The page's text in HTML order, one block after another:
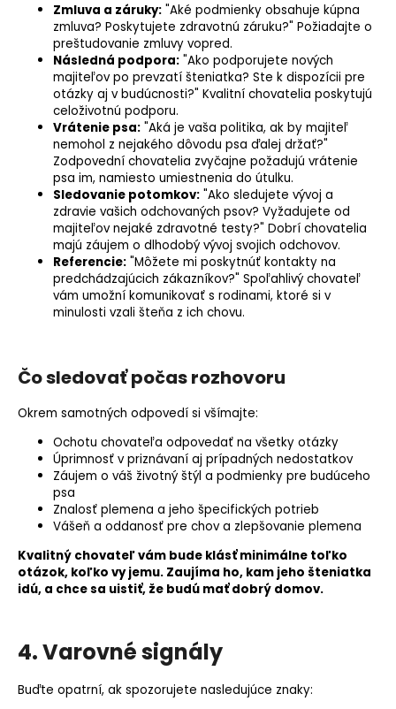
Zmluva a záruky: "Aké podmienky obsahuje kúpna
zmluva? Poskytujete zdravotnú záruku?" Požiadajte o
preštudovanie zmluvy vopred.
Následná podpora: "Ako podporujete nových
majiteľov po prevzatí šteniatka? Ste k dispozícii pre
otázky aj v budúcnosti?" Kvalitní chovatelia poskytujú
celoživotnú podporu.
Vrátenie psa: "Aká je vaša politika, ak by majiteľ
nemohol z nejakého dôvodu psa ďalej držať?"
Zodpovední chovatelia zvyčajne požadujú vrátenie
psa im, namiesto umiestnenia do útulku.
Sledovanie potomkov: "Ako sledujete vývoj a
zdravie vašich odchovaných psov? Vyžadujete od
majiteľov nejaké zdravotné testy?" Dobrí chovatelia
majú záujem o dlhodobý vývoj svojich odchovov.
Referencie: "Môžete mi poskytnúť kontakty na
predchádzajúcich zákazníkov?" Spoľahlivý chovateľ
vám umožní komunikovať s rodinami, ktoré si v
minulosti vzali šteňa z ich chovu.
Čo sledovať počas rozhovoru
Okrem samotných odpovedí si všímajte:
Ochotu chovateľa odpovedať na všetky otázky
Úprimnosť v priznávaní aj prípadných nedostatkov
Záujem o váš životný štýl a podmienky pre budúceho
psa
Znalosť plemena a jeho špecifických potrieb
Vášeň a oddanosť pre chov a zlepšovanie plemena
Kvalitný chovateľ vám bude klásť minimálne toľko
otázok, koľko vy jemu. Zaujíma ho, kam jeho šteniatka
idú, a chce sa uistiť, že budú mať dobrý domov.
4. Varovné signály
Buďte opatrní, ak spozorujete nasledujúce znaky: